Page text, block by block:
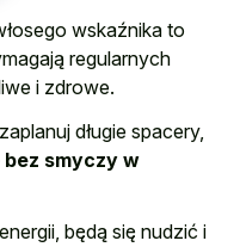
wskaźnika to
regularnych
i zdrowe.
długie spacery,
bez smyczy w
będą się nudzić i